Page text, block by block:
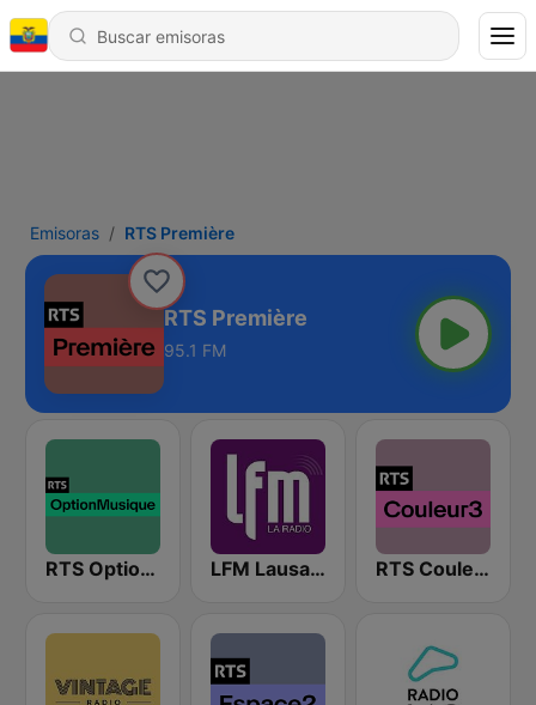
Emisoras RTS Première
RTS Première
95.1 FM
RTS Option Musique LFM Lausanne FM RTS Couleur 3